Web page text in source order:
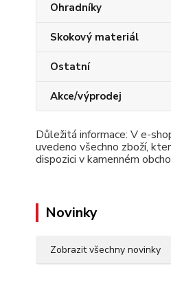
Ohradníky
Skokový materiál
Ostatní
Akce/výprodej
Důležitá informace: V e-
uvedeno všechno zboží,
dispozici v kamenném
Novinky
Zobrazit všechny novinky